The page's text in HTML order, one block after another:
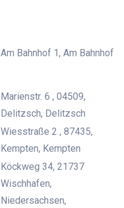
Am Bahnhof 1, Am Bahnhof
Marienstr. 6 , 04509,
Delitzsch, Delitzsch
Wiesstraße 2 , 87435,
Kempten, Kempten
Köckweg 34, 21737
Wischhafen,
Niedersachsen,